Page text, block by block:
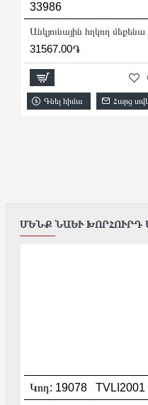
33986
31567.00֏
Գնել հիմա Հարց
ՄԵՆՔ ՆԱԵՒ ԽՈՐՀՈՒՐԴ
Կոդ: 19078 TVLI2001